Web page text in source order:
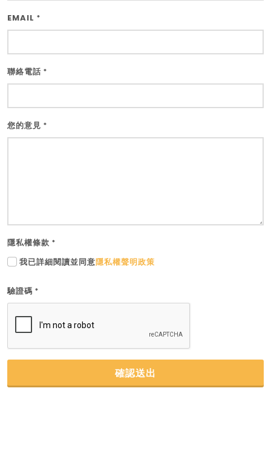
EMAIL *
聯絡電話 *
您的意見 *
隱私權條款 *
我已詳細閱讀並同意隱私權聲明政策
驗證碼 *
確認送出